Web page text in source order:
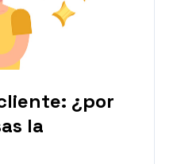
¿por
la